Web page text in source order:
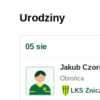
Urodziny
05 sie
Jakub
Obrońca
LKS